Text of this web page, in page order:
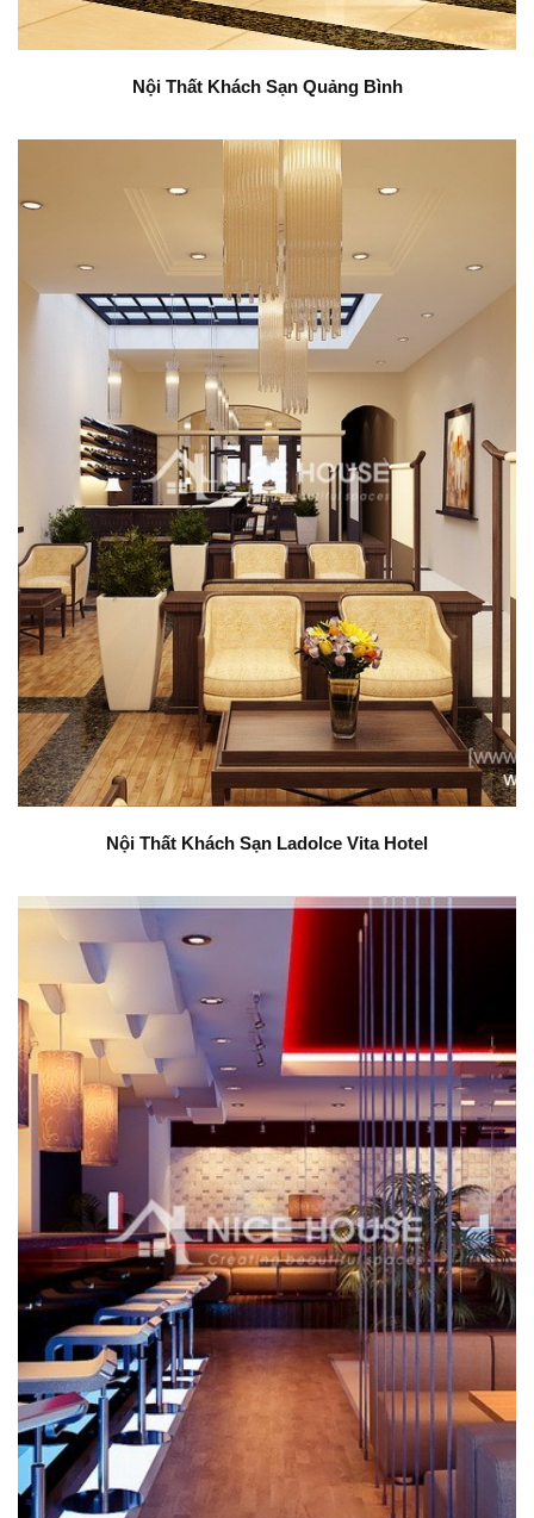
Nội Thất Khách Sạn Quảng Bình
Nội Thất Khách Sạn Ladolce Vita Hotel